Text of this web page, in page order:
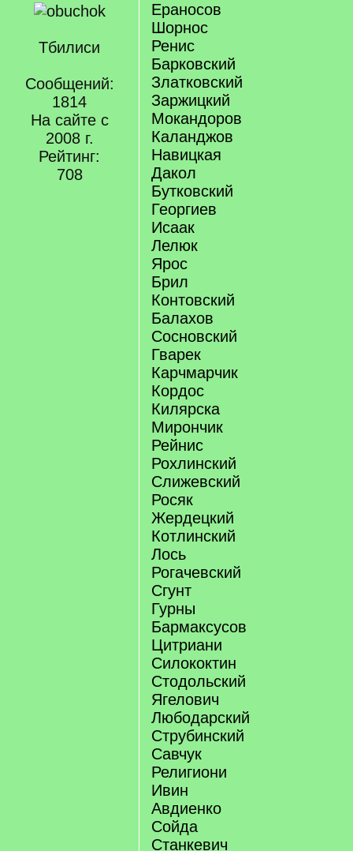
Тбилиси
Сообщений:
1814
На сайте с
2008 г.
Рейтинг:
708
Ераносов
Шорнос
Ренис
Барковский
Златковский
Заржицкий
Мокандоров
Каланджов
Навицкая
Дакол
Бутковский
Георгиев
Исаак
Лелюк
Ярос
Брил
Контовский
Балахов
Сосновский
Гварек
Карчмарчик
Кордос
Килярска
Мирончик
Рейнис
Рохлинский
Слижевский
Росяк
Жердецкий
Котлинский
Лось
Рогачевский
Сгунт
Гурны
Бармаксусов
Цитриани
Силококтин
Стодольский
Ягелович
Любодарский
Струбинский
Савчук
Религиони
Ивин
Авдиенко
Сойда
Станкевич